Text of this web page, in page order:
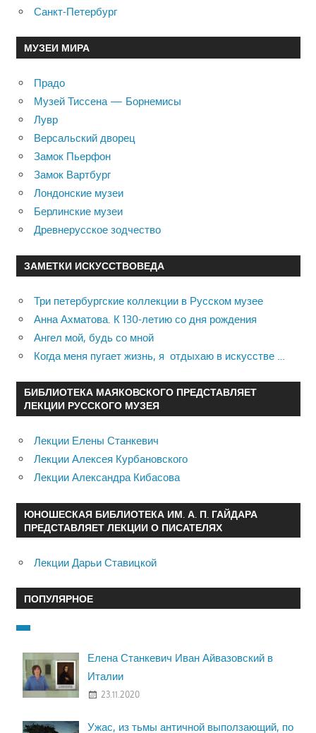
Санкт-Петербург
МУЗЕИ МИРА
Прадо
Музей Тиссена — Борнемисы
Лувр
Версальский дворец
Замок Пьерфон
Замок Вартбург
Лондонские музеи
Берлинские музеи
Древнерусское зодчество
ЗАМЕТКИ ИСКУССТВОВЕДА
Три петербургские коллекции в Русском музее
Анна Ахматова. К 130-летию со дня рождения
Ангел мой, будь со мной
Когда меня пугает жизнь, я отдыхаю в искусстве …
БИБЛИОТЕКА МАЯКОВСКОГО ПРЕДСТАВЛЯЕТ
ЛЕКЦИИ РУССКОГО МУЗЕЯ
Лекции Елены Станкевич
Лекции Алексея Курбановского
Лекции Александра Кибасова
ЮНОШЕСКАЯ БИБЛИОТЕКА ИМ. А. П. ГАЙДАРА
ПРЕДСТАВЛЯЕТ ЛЕКЦИИ О ПИСАТЕЛЯХ
Лекции Дарьи Ставицкой
ПОПУЛЯРНОЕ
Елена Станкевич Иван Айвазовский в
Италии
23.11.2020
Ужас, из тьмы античной выползающий, по